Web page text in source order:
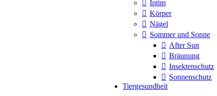
Intim
Körper
Nägel
Sommer und Sonne
After Sun
Bräunung
Insektenschutz
Sonnenschutz
Tiergesundheit